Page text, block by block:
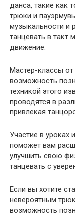
данса, такие как
трюки и
музыкальности и
танцевать в такт
движение.
Мастер-классы от
возможность
техникой этого
проводятся в
привлекая
Участие в уроках
поможет вам
улучшить свою
танцевать с
Если вы хотите
невероятным
возможность